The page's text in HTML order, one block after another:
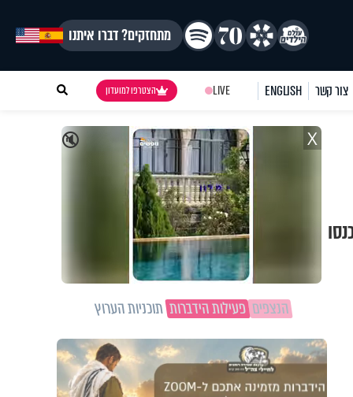
מתחזקים? דברו איתנו
צור קשר ENGLISH
LIVE הצטרפו למועדון
🔇 X
הנצפיםפעילות הידברותתוכניות הערוץ